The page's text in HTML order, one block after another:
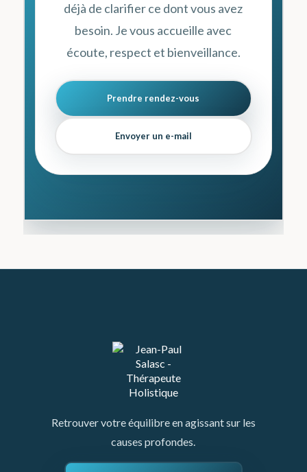
déjà de clarifier ce dont vous avez
besoin. Je vous accueille avec
écoute, respect et bienveillance.
Prendre rendez-vous
Envoyer un e-mail
Retrouver votre équilibre en agissant sur les
causes profondes.